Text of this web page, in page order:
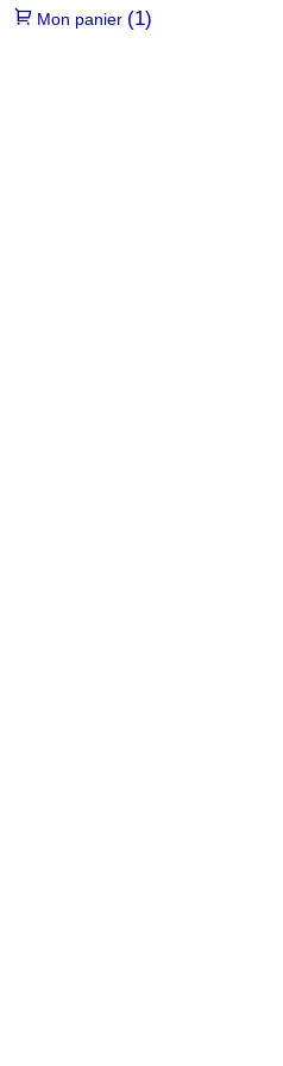
Mon panier (1)